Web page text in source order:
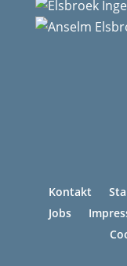
Kontakt
Jobs